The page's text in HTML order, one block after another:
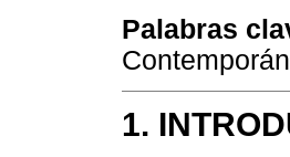
Palabras
1.